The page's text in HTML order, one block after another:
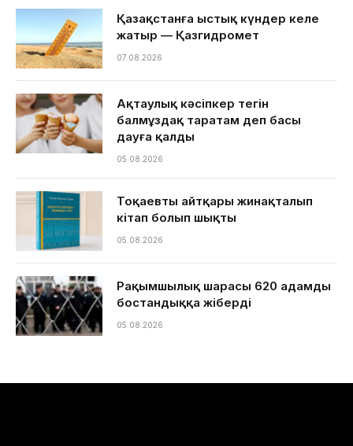
Қазақстанға ыстық күндер келе
жатыр — Қазгидромет
07.08.2026
Ақтаулық кәсіпкер тегін
балмұздақ таратам деп басы
дауға қалды
05.08.2026
Тоқаевтың айтқары жинақталып
кітап болып шықты
05.08.2026
Рақымшылық шарасы 620 адамды
бостандыққа жіберді
05.08.2026